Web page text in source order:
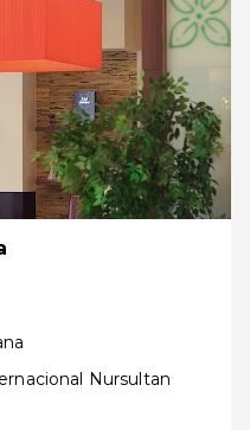
Nursultan